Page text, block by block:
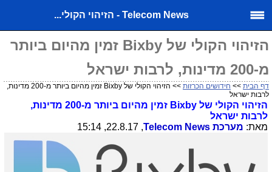
Telecom News - הזיהוי הקולי...
הזיהוי הקולי של Bixby זמין מהיום ביותר
מ-200 מדינות, לרבות ישראל
דף הבית >> חידושים הכרזות
>> הזיהוי הקולי של Bixby זמין מהיום ביותר מ-200 מדינות,
לרבות ישראל
הזיהוי הקולי של Bixby
זמין מהיום ביותר מ-200 מדינות,
לרבות ישראל
מאת: מערכת Telecom News
, 22.8.17, 15:14